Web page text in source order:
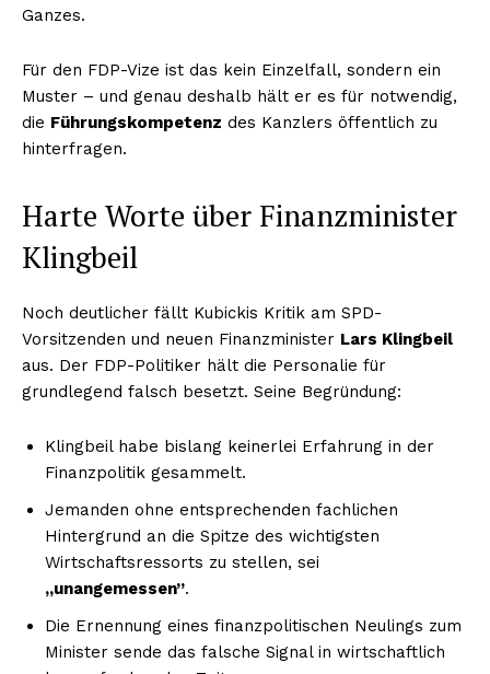
Ganzes.
Für den FDP-Vize ist das kein Einzelfall, sondern ein
Muster – und genau deshalb hält er es für notwendig,
die Führungskompetenz des Kanzlers öffentlich zu
hinterfragen.
Harte Worte über Finanzminister
Klingbeil
Noch deutlicher fällt Kubickis Kritik am SPD-
Vorsitzenden und neuen Finanzminister Lars Klingbeil
aus. Der FDP-Politiker hält die Personalie für
grundlegend falsch besetzt. Seine Begründung:
Klingbeil habe bislang keinerlei Erfahrung in der
Finanzpolitik gesammelt.
Jemanden ohne entsprechenden fachlichen
Hintergrund an die Spitze des wichtigsten
Wirtschaftsressorts zu stellen, sei
„unangemessen”.
Die Ernennung eines finanzpolitischen Neulings zum
Minister sende das falsche Signal in wirtschaftlich